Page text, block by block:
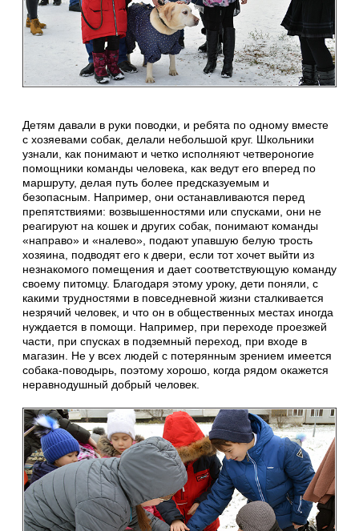
Детям давали в руки поводки, и ребята по одному вместе
с хозяевами собак, делали небольшой круг. Школьники
узнали, как понимают и четко исполняют четвероногие
помощники команды человека, как ведут его вперед по
маршруту, делая путь более предсказуемым и
безопасным. Например, они останавливаются перед
препятствиями: возвышенностями или спусками, они не
реагируют на кошек и других собак, понимают команды
«направо» и «налево», подают упавшую белую трость
хозяина, подводят его к двери, если тот хочет выйти из
незнакомого помещения и дает соответствующую команду
своему питомцу. Благодаря этому уроку, дети поняли, с
какими трудностями в повседневной жизни сталкивается
незрячий человек, и что он в общественных местах иногда
нуждается в помощи. Например, при переходе проезжей
части, при спусках в подземный переход, при входе в
магазин. Не у всех людей с потерянным зрением имеется
собака-поводырь, поэтому хорошо, когда рядом окажется
неравнодушный добрый человек.